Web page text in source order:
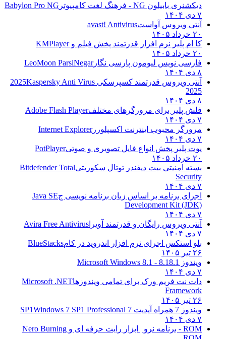
دیکشنری بابیلون NG - فرهنگ لغت کامپیوتر
Babylon Pro NG
۷ دی ۱۴۰۴
آنتی ویروس آواستavast! Antivirus
۲۰ خرداد ۱۴۰۵
کا ام پلیر نرم افزار قدرتمند پخش فیلم وKMPlayer
۲۰ خرداد ۱۴۰۵
فارسی نویس لیومون پارسی نگارLeoMoon ParsiNegar
۸ دی ۱۴۰۴
آنتی ویروس قدرتمند کسپرسکی 2025 Kaspersky Anti Virus
2025
۸ دی ۱۴۰۴
فلش پلیر برای مرورگرهای مختلفAdobe Flash Player
۷ دی ۱۴۰۴
مرورگر محبوب اینترنت اکسپلوررInternet Explorer
۷ دی ۱۴۰۴
پوت پلیر پخش انواع فایل تصویری و صوتیPotPlayer
۲۰ خرداد ۱۴۰۵
بسته امنیتی بیت دیفندر توتال سکوریتیBitdefender Total
Security
۷ دی ۱۴۰۴
اجرای برنامه بر اساس زبان برنامه نویسی جJava SE
Development Kit (JDK)
۷ دی ۱۴۰۴
آنتی ویروس رایگان و قدرتمند آویرا Avira Free Antivirus
۷ دی ۱۴۰۴
بلو استکس اجرای نرم افزار اندروید در کامBlueStacks
۲۶ تیر ۱۴۰۵
ویندوز 8.1
8.1 - Microsoft Windows 8.1
۷ دی ۱۴۰۴
دات نت فریم ورک برای تمامی ویندوزهاMicrosoft .NET
Framework
۲۶ تیر ۱۴۰۵
ویندوز 7 همراه آپدیت 7 SP1
Windows 7 SP1 Professional
۷ دی ۱۴۰۴
ROM - برنامه نرو | ابزار رایت حرفه ای و
Nero Burning